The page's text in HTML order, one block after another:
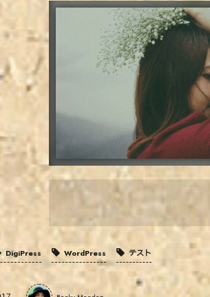
DigiPress WordPress テスト